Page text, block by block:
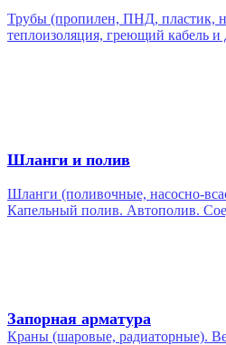
Трубы (пропилен, ПНД, пластик,
теплоизоляция, греющий кабель и
Шланги и полив
Шланги (поливочные, насосно-
Капельный полив. Автополив.
Запорная арматура
Краны (шаровые, радиаторные).